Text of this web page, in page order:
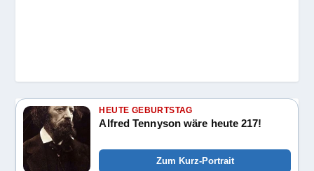
HEUTE GEBURTSTAG
Alfred Tennyson wäre heute 217!
Zum Kurz-Portrait